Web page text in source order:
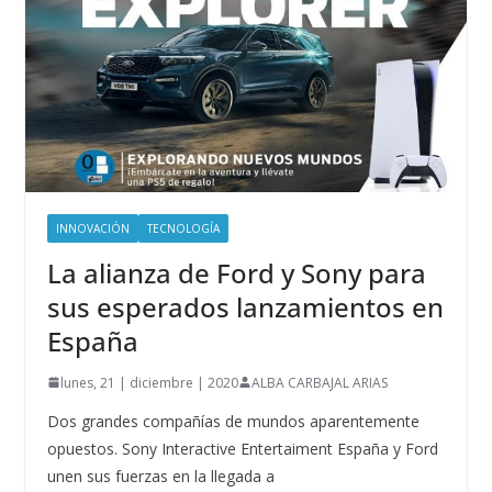
INNOVACIÓN TECNOLOGÍA
La alianza de Ford y Sony para
sus esperados lanzamientos en
España
lunes, 21 | diciembre | 2020 ALBA CARBAJAL ARIAS
Dos grandes compañías de mundos aparentemente
opuestos. Sony Interactive Entertaiment España y Ford
unen sus fuerzas en la llegada a